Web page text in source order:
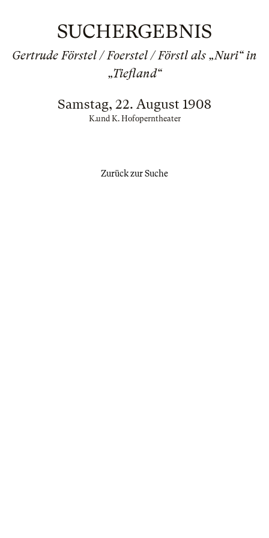
SUCHERGEBNIS
Gertrude Förstel / Foerstel / Förstl als „Nuri“ in
„Tiefland“
Samstag, 22. August 1908
K.und K. Hofoperntheater
Zurück zur Suche